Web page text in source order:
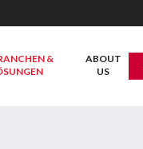
&
ABOUT
US